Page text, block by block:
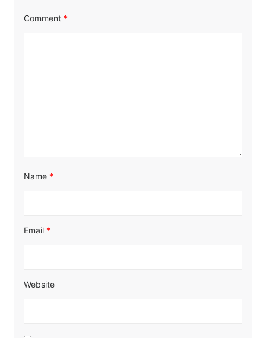
Comment *
Name *
Email *
Website